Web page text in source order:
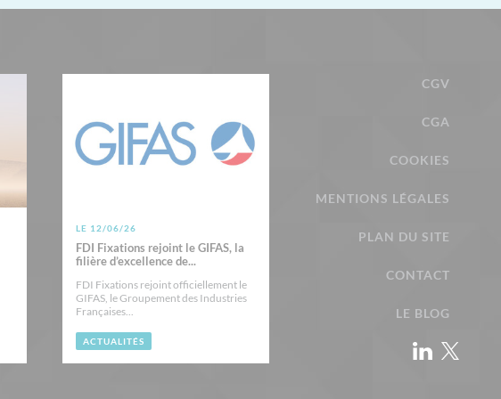
LE 12/06/26
FDI Fixations rejoint le GIFAS, la
filière d’excellence de...
FDI Fixations rejoint officiellement le
GIFAS, le Groupement des Industries
Françaises...
ACTUALITÉS
CGV
CGA
COOKIES
MENTIONS LÉGALES
PLAN DU SITE
CONTACT
LE BLOG